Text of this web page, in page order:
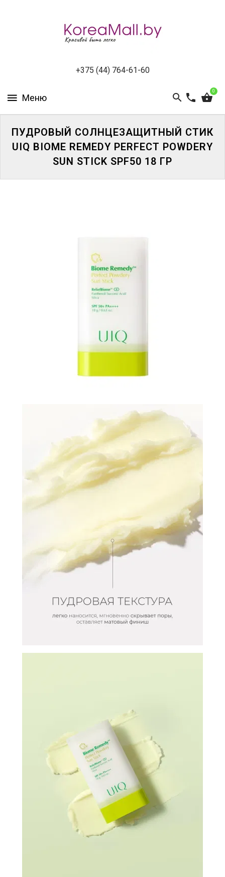
+375 (44) 764-61-60
0
СПЕЦПРЕДЛОЖЕНИЯ
ВСЕ
БРЕНДЫ
D
ПАРОЛЬ?
ПУДРОВЫЙ СОЛНЦЕЗАЩИТНЫЙ СТИК
UIQ BIOME REMEDY PERFECT POWDERY
SUN STICK SPF50 18 ГР